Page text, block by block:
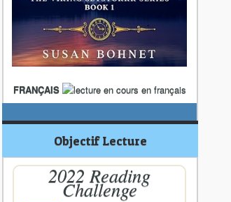
FRANÇAIS
Objectif Lecture
2022 Reading
Challenge